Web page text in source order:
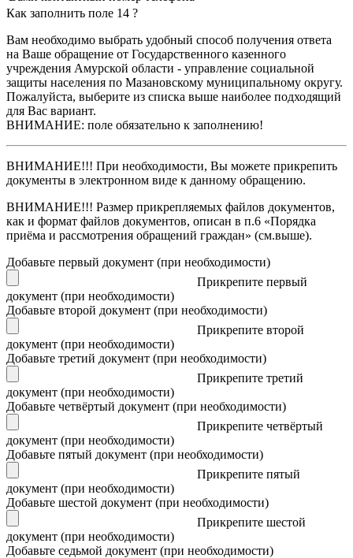
Как заполнить поле 14 ?
Вам необходимо выбрать удобный способ получения ответа
на Ваше обращение от Государственного казенного
учреждения Амурской области - управление социальной
защиты населения по Мазановскому муниципальному округу.
Пожалуйста, выберите из списка выше наиболее подходящий
для Вас вариант.
ВНИМАНИЕ: поле обязательно к заполнению!
ВНИМАНИЕ!!! При необходимости, Вы можете прикрепить
документы в электронном виде к данному обращению.
ВНИМАНИЕ!!! Размер прикрепляемых файлов документов,
как и формат файлов документов, описан в п.6 «Порядка
приёма и рассмотрения обращений граждан» (см.выше).
Добавьте первый документ (при необходимости)
Прикрепите первый
документ (при необходимости)
Добавьте второй документ (при необходимости)
Прикрепите второй
документ (при необходимости)
Добавьте третий документ (при необходимости)
Прикрепите третий
документ (при необходимости)
Добавьте четвёртый документ (при необходимости)
Прикрепите четвёртый
документ (при необходимости)
Добавьте пятый документ (при необходимости)
Прикрепите пятый
документ (при необходимости)
Добавьте шестой документ (при необходимости)
Прикрепите шестой
документ (при необходимости)
Добавьте седьмой документ (при необходимости)